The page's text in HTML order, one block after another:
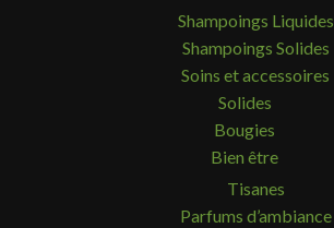
Shampoings Liquides
Shampoings Solides
Soins et accessoires
Solides
Bougies
Bien être
Tisanes
Parfums d’ambiance